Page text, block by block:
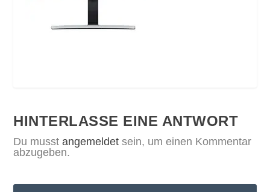
HINTERLASSE EINE ANTWORT
Du musstangemeldet sein, um einen Kommentar
abzugeben.